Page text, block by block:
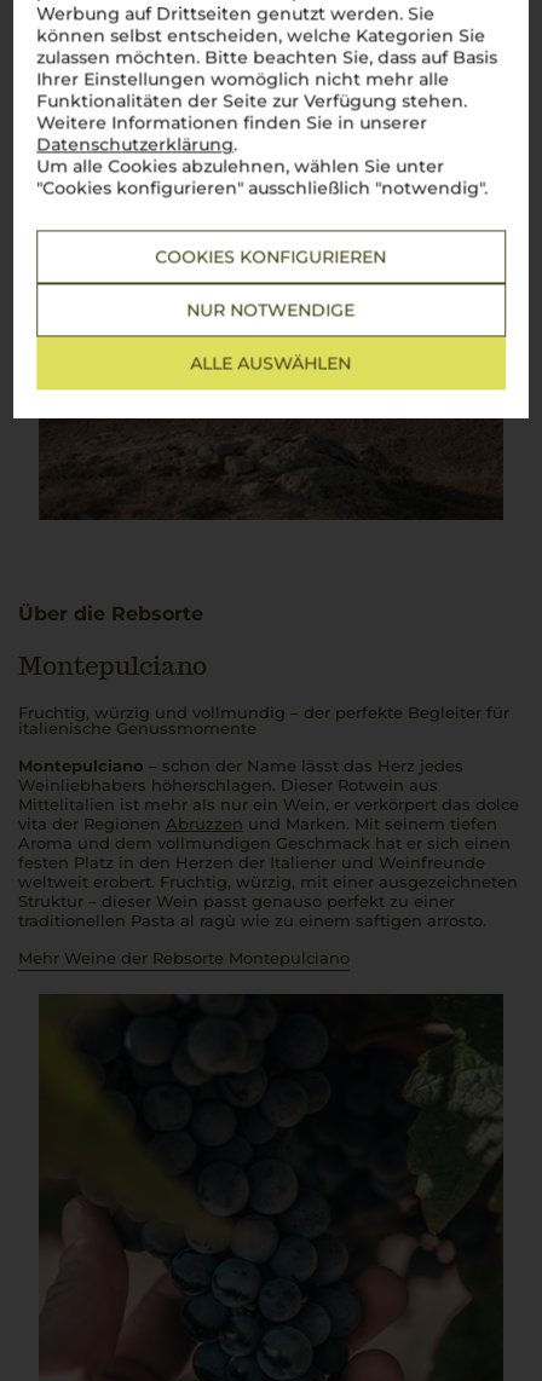
Werbung auf Drittseiten genutzt werden. Sie
können selbst entscheiden, welche Kategorien Sie
zulassen möchten. Bitte beachten Sie, dass auf Basis
Ihrer Einstellungen womöglich nicht mehr alle
Funktionalitäten der Seite zur Verfügung stehen.
Weitere Informationen finden Sie in unserer
Datenschutzerklärung.
Um alle Cookies abzulehnen, wählen Sie unter
"Cookies konfigurieren" ausschließlich "notwendig".
COOKIES KONFIGURIEREN
NUR NOTWENDIGE
ALLE AUSWÄHLEN
Über die Rebsorte
Montepulciano
Fruchtig, würzig und vollmundig – der perfekte Begleiter für
italienische Genussmomente
Montepulciano – schon der Name lässt das Herz jedes
Weinliebhabers höherschlagen. Dieser Rotwein aus
Mittelitalien ist mehr als nur ein Wein, er verkörpert das dolce
vita der Regionen Abruzzen und Marken. Mit seinem tiefen
Aroma und dem vollmundigen Geschmack hat er sich einen
festen Platz in den Herzen der Italiener und Weinfreunde
weltweit erobert. Fruchtig, würzig, mit einer ausgezeichneten
Struktur – dieser Wein passt genauso perfekt zu einer
traditionellen Pasta al ragù wie zu einem saftigen arrosto.
Mehr Weine der Rebsorte Montepulciano